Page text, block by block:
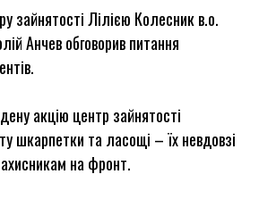
зайнятості Лілією Колесник в.о.
Анчев обговорив питання
акцію центр зайнятості
шкарпетки та ласощі – їх невдовзі
на фронт.